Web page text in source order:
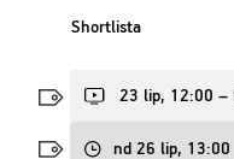
Shortlista
nd 26 lip, 13:00
23 lip, 12:00 –